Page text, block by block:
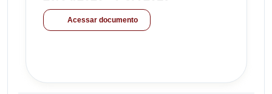
Acessar documento